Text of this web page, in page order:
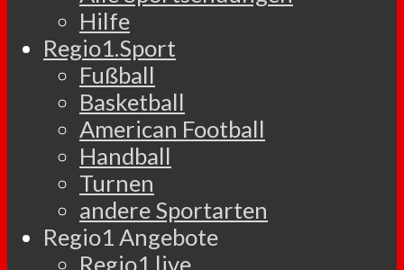
Hilfe
Regio1.Sport
Fußball
Basketball
American Football
Handball
Turnen
andere Sportarten
Regio1 Angebote
Regio1.live